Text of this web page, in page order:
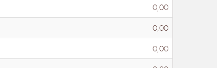
0,00
0,00
0,00